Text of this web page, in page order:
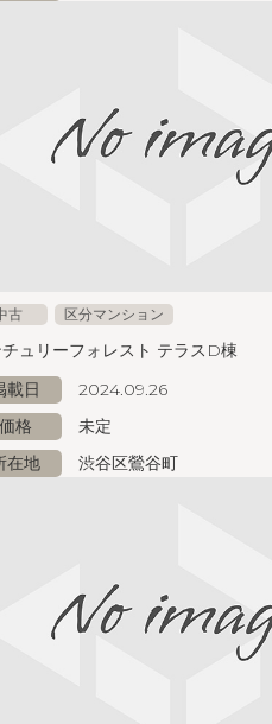
ュリーフォレスト テラスD棟
載日
2024.09.26
価格
未定
在地
渋谷区鶯谷町
古 区分マンション